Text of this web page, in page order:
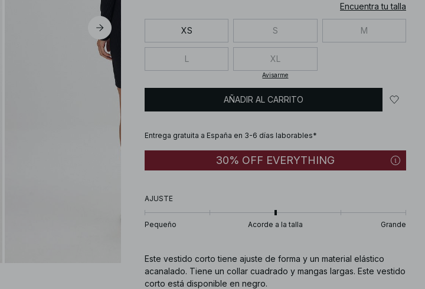
Encuentra tu talla
XS S M
L XL
Avisarme
AÑADIR AL CARRITO
Entrega gratuita a España en 3-6 días laborables*
30% OFF EVERYTHING
AJUSTE
Pequeño Acorde a la talla Grande
Este vestido corto tiene ajuste de forma y un material elástico
acanalado. Tiene un collar cuadrado y mangas largas. Este vestido
corto está disponible en negro.